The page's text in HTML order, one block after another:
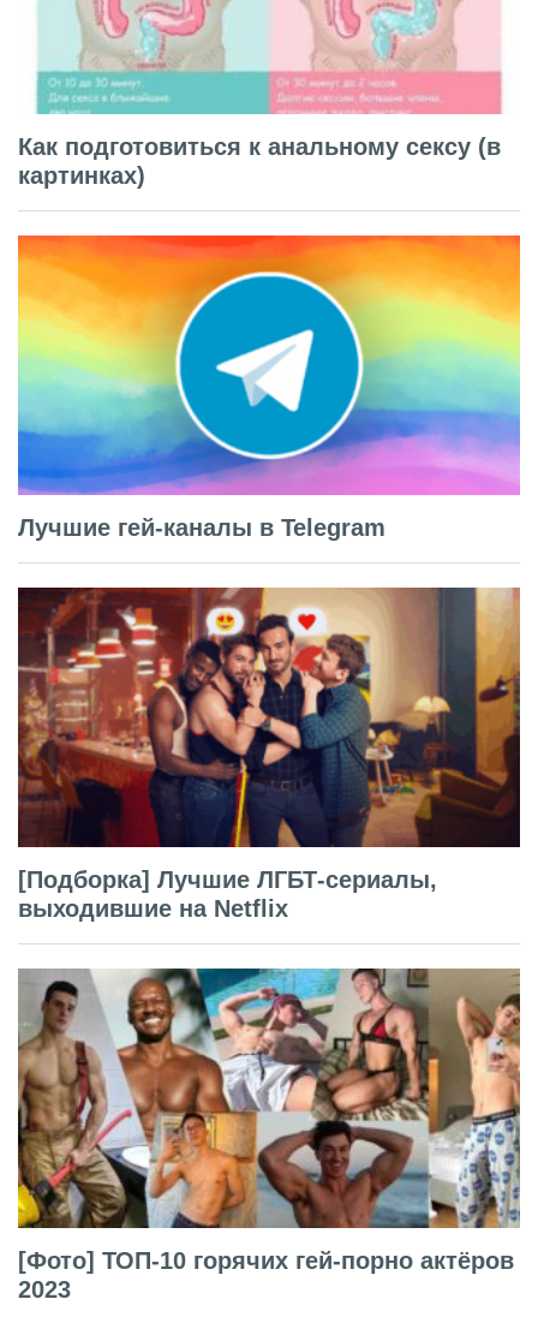
Как подготовиться к анальному сексу (в
картинках)
Лучшие гей-каналы в Telegram
[Подборка] Лучшие ЛГБТ-сериалы,
выходившие на Netflix
[Фото] ТОП-10 горячих гей-порно актёров
2023